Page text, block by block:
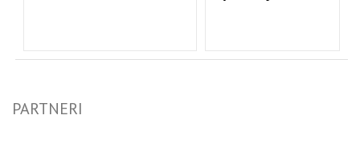
PARTNERI